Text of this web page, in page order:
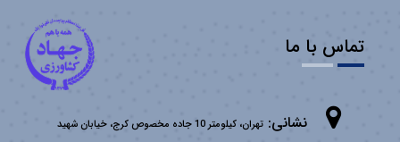
تماس با ما
نشانی:
تهران، کیلومتر 10 جاده مخصوص کرج، خیابان شهید